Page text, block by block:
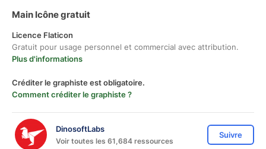
Main Icône gratuit
Licence Flaticon
Gratuit pour usage personnel et commercial avec attribution.
Plus d'informations
Créditer le graphiste est obligatoire.
Comment créditer le graphiste ?
DinosoftLabs
Voir toutes les 61,684 ressources
Suivre